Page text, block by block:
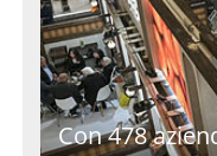
Con 478